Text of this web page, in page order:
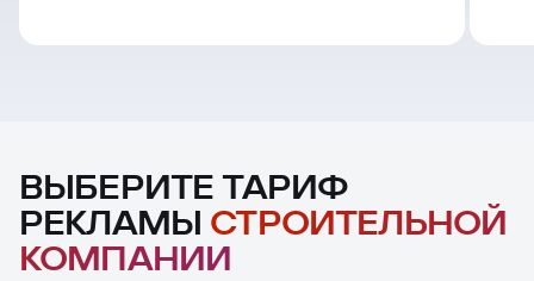
ВЫБЕРИТЕ ТАРИФ
РЕКЛАМЫ СТРОИТЕЛЬНОЙ
КОМПАНИИ